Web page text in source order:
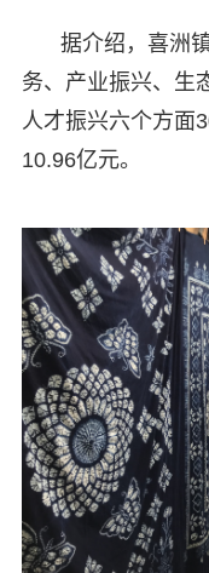
据介绍，喜洲
务、产业振兴、生
人才振兴六个方面
10.96亿元。